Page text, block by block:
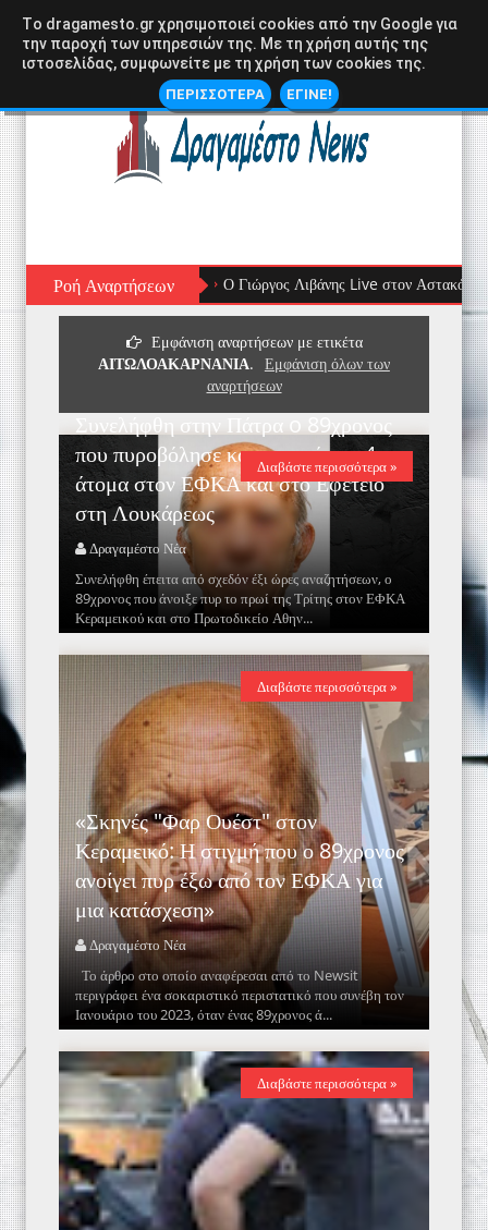
Ροή ΑναρτήσεωνΟ Γιώργος Λιβάνης Live στον Αστακό: Μια
Εμφάνιση αναρτήσεων με ετικέτα
ΑΙΤΩΛΟΑΚΑΡΝΑΝΙΑ. Εμφάνιση όλων των
αναρτήσεων
Συνελήφθη στην Πάτρα o 89χρονος
που πυροβόλησε και τραυμάτισε 4
άτομα στον ΕΦΚΑ και στο Εφετείο
στη Λουκάρεως
Δραγαμέστο Νέα
Συνελήφθη έπειτα από σχεδόν έξι ώρες αναζητήσεων, ο
89χρονος που άνοιξε πυρ το πρωί της Τρίτης στον ΕΦΚΑ
Κεραμεικού και στο Πρωτοδικείο Αθην...
Διαβάστε περισσότερα »
«Σκηνές "Φαρ Ουέστ" στον
Κεραμεικό: Η στιγμή που ο 89χρονος
ανοίγει πυρ έξω από τον ΕΦΚΑ για
μια κατάσχεση»
Δραγαμέστο Νέα
Το άρθρο στο οποίο αναφέρεσαι από το Newsit
περιγράφει ένα σοκαριστικό περιστατικό που συνέβη τον
Ιανουάριο του 2023, όταν ένας 89χρονος ά...
Διαβάστε περισσότερα »
Διαβάστε περισσότερα »
Tο dragamesto.gr χρησιμοποιεί cookies από την Google για
την παροχή των υπηρεσιών της. Με τη χρήση αυτής της
ιστοσελίδας, συμφωνείτε με τη χρήση των cookies της.
ΠΕΡΙΣΣΟΤΕΡΑ ΕΓΙΝΕ!